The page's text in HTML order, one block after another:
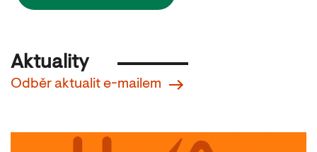
Aktuality
Odběr aktualit e-mailem